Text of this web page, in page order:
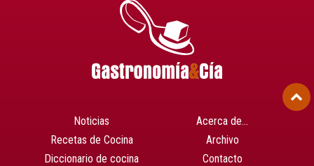
Noticias
Recetas de Cocina
Diccionario de cocina
Acerca de…
Archivo
Contacto